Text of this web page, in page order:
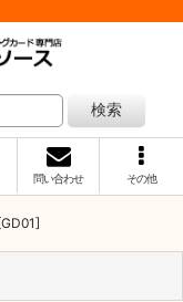
検索
問い合わせ その他